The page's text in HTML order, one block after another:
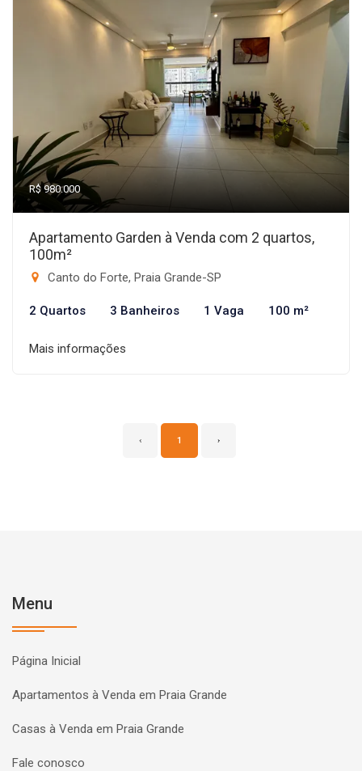
R$ 980.000
Apartamento Garden à Venda com 2 quartos,
100m²
Canto do Forte, Praia Grande-SP
2 Quartos 3 Banheiros 1 Vaga 100 m²
Mais informações
‹ 1 ›
Menu
Página Inicial
Apartamentos à Venda em Praia Grande
Casas à Venda em Praia Grande
Fale conosco